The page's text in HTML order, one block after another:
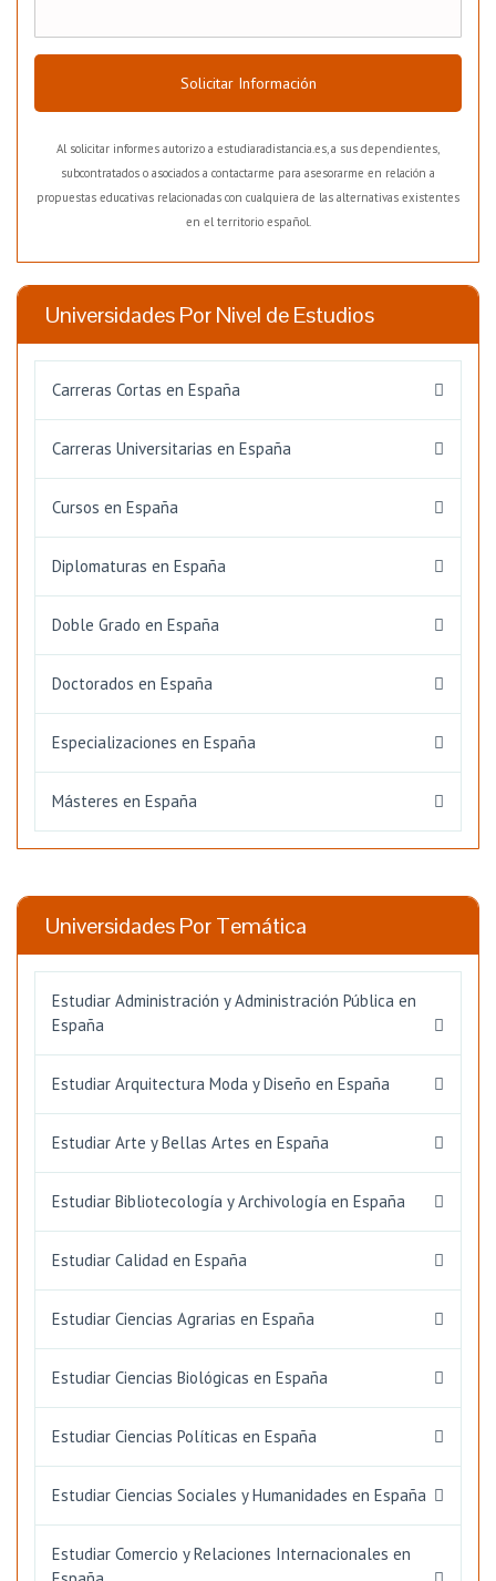
Solicitar Información
Al solicitar informes autorizo a estudiaradistancia.es, a sus dependientes,
subcontratados o asociados a contactarme para asesorarme en relación a
propuestas educativas relacionadas con cualquiera de las alternativas existentes
en el territorio español.
Universidades Por Nivel de Estudios
Carreras Cortas en España
Carreras Universitarias en España
Cursos en España
Diplomaturas en España
Doble Grado en España
Doctorados en España
Especializaciones en España
Másteres en España
Universidades Por Temática
Estudiar Administración y Administración Pública en
España
Estudiar Arquitectura Moda y Diseño en España
Estudiar Arte y Bellas Artes en España
Estudiar Bibliotecología y Archivología en España
Estudiar Calidad en España
Estudiar Ciencias Agrarias en España
Estudiar Ciencias Biológicas en España
Estudiar Ciencias Políticas en España
Estudiar Ciencias Sociales y Humanidades en España
Estudiar Comercio y Relaciones Internacionales en